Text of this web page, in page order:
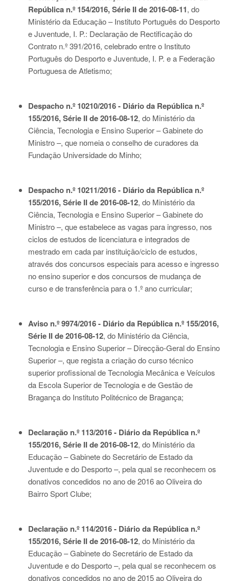
República n.º 154/2016, Série II de 2016-08-11, do
Ministério da Educação – Instituto Português do Desporto
e Juventude, I. P.: Declaração de Rectificação do
Contrato n.º 391/2016, celebrado entre o Instituto
Português do Desporto e Juventude, I. P. e a Federação
Portuguesa de Atletismo;
Despacho n.º 10210/2016 - Diário da República n.º
155/2016, Série II de 2016-08-12, do Ministério da
Ciência, Tecnologia e Ensino Superior – Gabinete do
Ministro –, que nomeia o conselho de curadores da
Fundação Universidade do Minho;
Despacho n.º 10211/2016 - Diário da República n.º
155/2016, Série II de 2016-08-12, do Ministério da
Ciência, Tecnologia e Ensino Superior – Gabinete do
Ministro –, que estabelece as vagas para ingresso, nos
ciclos de estudos de licenciatura e integrados de
mestrado em cada par instituição/ciclo de estudos,
através dos concursos especiais para acesso e ingresso
no ensino superior e dos concursos de mudança de
curso e de transferência para o 1.º ano curricular;
Aviso n.º 9974/2016 - Diário da República n.º 155/2016,
Série II de 2016-08-12, do Ministério da Ciência,
Tecnologia e Ensino Superior – Direcção-Geral do Ensino
Superior –, que regista a criação do curso técnico
superior profissional de Tecnologia Mecânica e Veículos
da Escola Superior de Tecnologia e de Gestão de
Bragança do Instituto Politécnico de Bragança;
Declaração n.º 113/2016 - Diário da República n.º
155/2016, Série II de 2016-08-12, do Ministério da
Educação – Gabinete do Secretário de Estado da
Juventude e do Desporto –, pela qual se reconhecem os
donativos concedidos no ano de 2016 ao Oliveira do
Bairro Sport Clube;
Declaração n.º 114/2016 - Diário da República n.º
155/2016, Série II de 2016-08-12, do Ministério da
Educação – Gabinete do Secretário de Estado da
Juventude e do Desporto –, pela qual se reconhecem os
donativos concedidos no ano de 2015 ao Oliveira do